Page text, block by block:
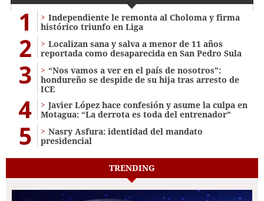
1
Independiente le remonta al Choloma y firma
histórico triunfo en Liga
2
Localizan sana y salva a menor de 11 años
reportada como desaparecida en San Pedro Sula
3
“Nos vamos a ver en el país de nosotros”:
hondureño se despide de su hija tras arresto de
ICE
4
Javier López hace confesión y asume la culpa en
Motagua: “La derrota es toda del entrenador”
5
Nasry Asfura: identidad del mandato
presidencial
TRENDING